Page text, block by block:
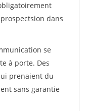
dans
se
à porte. Des
prenaient du
sans garantie